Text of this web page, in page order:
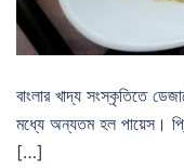
বাংলার খাদ্য সংস্কৃতিতে
মধ্যে অন্যতম হল পায়েস।
[…]